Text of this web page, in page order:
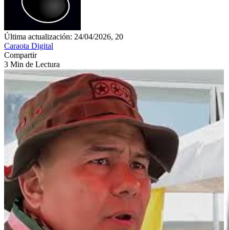
Última actualización: 24/04/2026, 20
Caraota Digital
Compartir
3 Min de Lectura